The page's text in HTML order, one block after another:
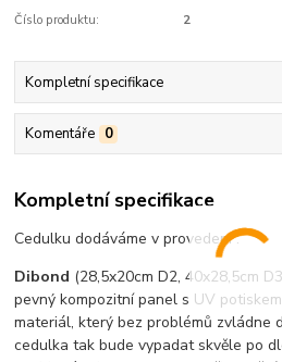
Číslo produktu: 2
Kompletní specifikace
Komentáře 0
Kompletní specifikace
Cedulku dodáváme v provedení :
Dibond (28,5x20cm D2, 40x28,5cm
pevný kompozitní panel s UV
materiál, který bez problémů zvládne
cedulka tak bude vypadat skvěle po